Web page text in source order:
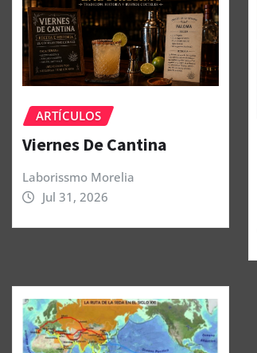
ARTÍCULOS
Viernes De Cantina
Laborissmo Morelia
Jul 31, 2026